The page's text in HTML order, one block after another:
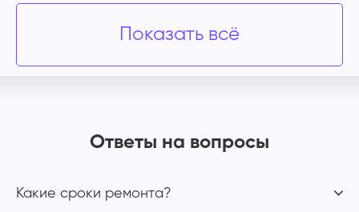
Показать всё
Ответы на вопросы
Какие сроки ремонта?